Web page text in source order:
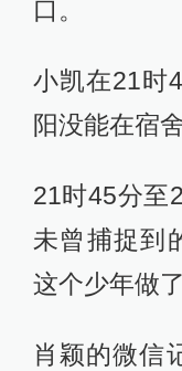
口。
小凯在21时
阳没能在宿
21时45分至
未曾捕捉到
这个少年做
肖颖的微信